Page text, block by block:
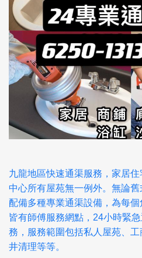
九龍地區快速通渠服務，家居
中心所有屋苑無一例外。無論
配備多種專業通渠設備，為每
皆有師傅服務網點，24小時緊
務，服務範圍包括私人屋苑、
井清理等等。